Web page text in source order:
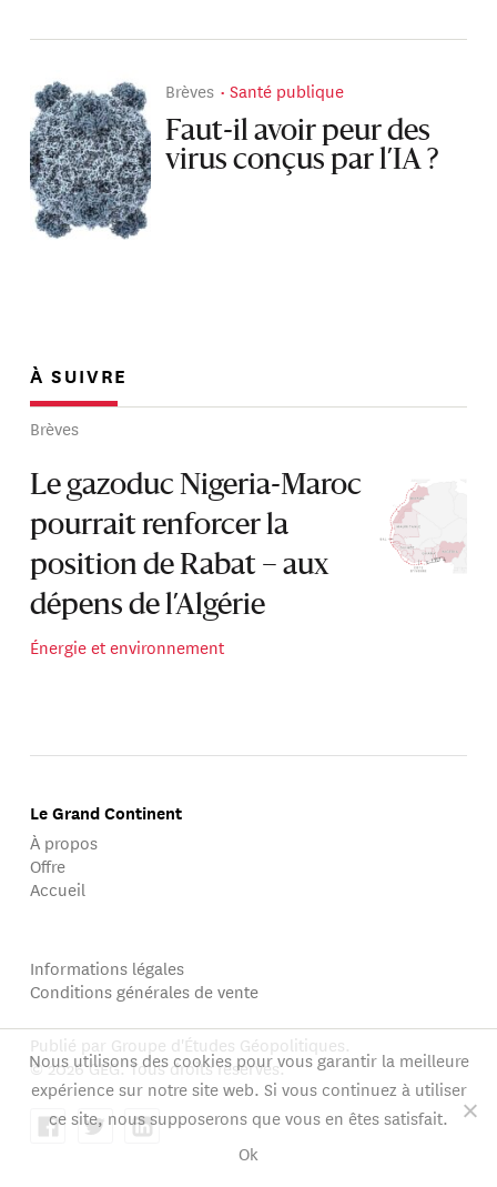
Brèves Santé publique
Faut-il avoir peur des
virus conçus par l’IA ?
À SUIVRE
Brèves
Le gazoduc Nigeria-Maroc
pourrait renforcer la
position de Rabat – aux
dépens de l’Algérie
Énergie et environnement
Le Grand Continent
À propos
Offre
Accueil
Informations légales
Conditions générales de vente
Publié par Groupe d'Études Géopolitiques.
© 2026 GEG. Tous droits réservés.
Nous utilisons des cookies pour vous garantir la meilleure
expérience sur notre site web. Si vous continuez à utiliser
ce site, nous supposerons que vous en êtes satisfait.
Ok